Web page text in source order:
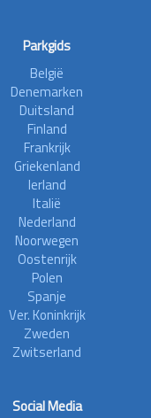
Parkgids
België
Denemarken
Duitsland
Finland
Frankrijk
Griekenland
Ierland
Italië
Nederland
Noorwegen
Oostenrijk
Polen
Spanje
Ver. Koninkrijk
Zweden
Zwitserland
Social Media